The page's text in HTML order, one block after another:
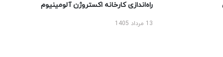
راه‌اندازی کارخانه اکستروژن آلومینیوم
13 مرداد 1405